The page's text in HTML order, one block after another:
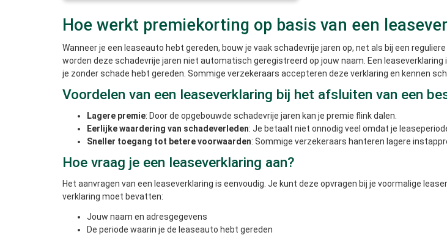
Hoe werkt premiekorting op basis van een
Wanneer je een leaseauto hebt gereden, bouw je vaak schadevrije jaren op, net als bij een
worden deze schadevrije jaren niet automatisch geregistreerd op jouw naam. Een
je zonder schade hebt gereden. Sommige verzekeraars accepteren deze verklaring en kennen
Voordelen van een leaseverklaring bij het afsluiten van een
Lagere premie: Door de opgebouwde schadevrije jaren kan je premie flink dalen.
Eerlijke waardering van schadeverleden: Je betaalt niet onnodig veel omdat je
Sneller toegang tot betere voorwaarden: Sommige verzekeraars hanteren lagere
Hoe vraag je een leaseverklaring aan?
Het aanvragen van een leaseverklaring is eenvoudig. Je kunt deze opvragen bij je voormalige
verklaring moet bevatten:
Jouw naam en adresgegevens
De periode waarin je de leaseauto hebt gereden